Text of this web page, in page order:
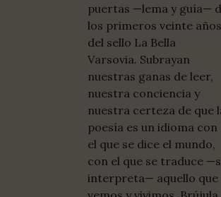
puertas —lema y guía—
los primeros veinte años
del sello La Bella
Varsovia. Subrayan
nuestras ganas de leer,
nuestra conciencia y
nuestra certeza de que
poesía es un idioma con
el que se dice el mundo,
con el que se traduce
interpreta— aquello que